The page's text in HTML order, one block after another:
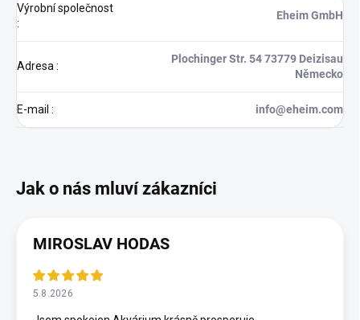
Výrobní společnost
:
Eheim GmbH
Adresa :
Plochinger Str. 54 73779 Deizisau
Německo
E-mail : info@eheim.com
MIROSLAV HODAS
5.8.2026